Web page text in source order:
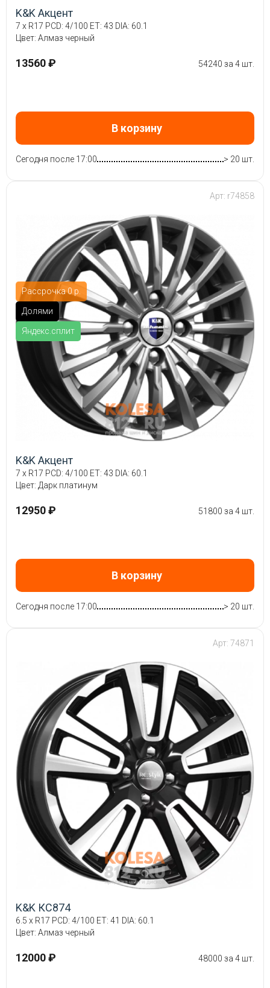
K&K Акцент
7 x R17 PCD: 4/100 ET: 43 DIA: 60.1
Цвет: Алмаз черный
13560 ₽ 54240 за 4 шт.
В корзину
Сегодня после 17:00 > 20 шт.
Рассрочка 0 р.
Долями
Яндекс.сплит
Арт: r74858
K&K Акцент
7 x R17 PCD: 4/100 ET: 43 DIA: 60.1
Цвет: Дарк платинум
12950 ₽ 51800 за 4 шт.
В корзину
Сегодня после 17:00 > 20 шт.
Арт: 74871
K&K КС874
6.5 x R17 PCD: 4/100 ET: 41 DIA: 60.1
Цвет: Алмаз черный
12000 ₽ 48000 за 4 шт.